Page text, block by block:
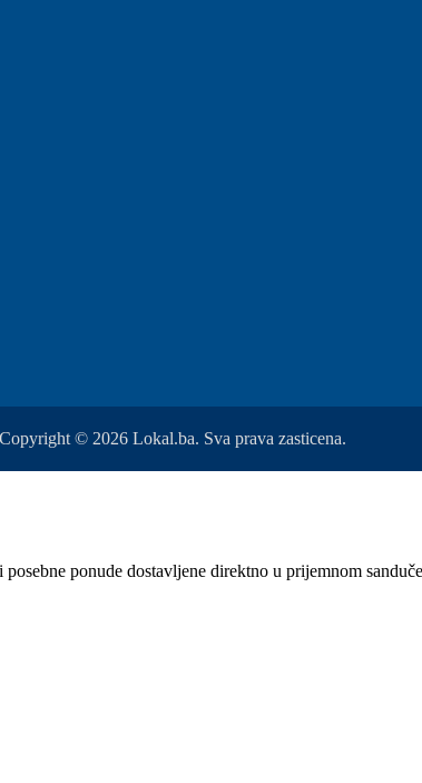
Copyright © 2026 Lokal.ba. Sva prava zasticena.
ponude dostavljene direktno u prijemnom